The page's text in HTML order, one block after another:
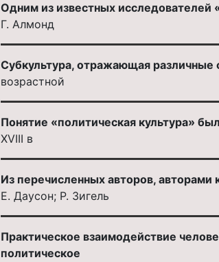
Одним из известных исследователей
Г. Алмонд
Субкультура, отражающая различные
возрастной
Понятие «политическая культура»
XVIII в
Из перечисленных авторов,
Е. Даусон; Р. Зигель
Практическое взаимодействие
политическое